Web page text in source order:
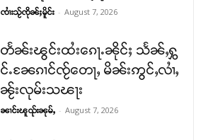
ၸၢႆးသႂ်ၸိုၼ်ႈမိူင်း - August 7, 2026
တႅၼ်းၽွင်းထႆးၵေႃႉၼိုင်ႈ သႅၼ်ႇႁွ
င်ႉၼႄၵၢင်ၸႂ်တေႃႇ မိၼ်းဢွင်ႇလၢႆႇ
ၼႂ်းလုမ်းသၽႃး
ၼၢင်းၽူၺ်းၼုမ်ႇ - August 7, 2026